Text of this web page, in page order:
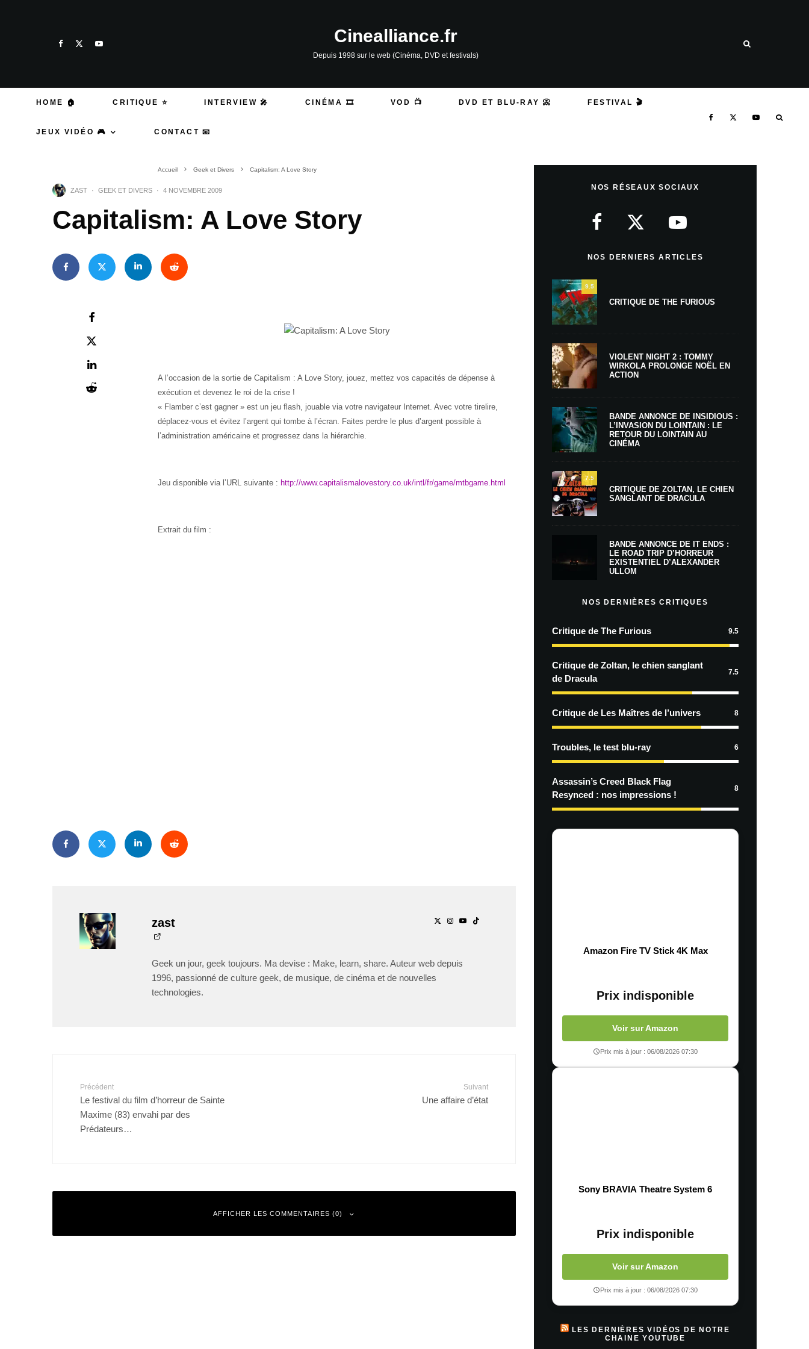
Cinealliance.fr
Depuis 1998 sur le web (Cinéma, DVD et festivals)
HOME 🏠 CRITIQUE ⭐ INTERVIEW 🎤 CINÉMA 🎞️ VOD 📺 DVD ET BLU-RAY 📀 FESTIVAL 🎬
JEUX VIDÉO 🎮 CONTACT 📧
Accueil Geek et Divers Capitalism: A Love Story
ZAST · GEEK ET DIVERS · 4 NOVEMBRE 2009
Capitalism: A Love Story
A l’occasion de la sortie de Capitalism : A Love Story, jouez, mettez vos capacités de dépense à
exécution et devenez le roi de la crise !
« Flamber c’est gagner » est un jeu flash, jouable via votre navigateur Internet. Avec votre tirelire,
déplacez-vous et évitez l’argent qui tombe à l’écran. Faites perdre le plus d’argent possible à
l’administration américaine et progressez dans la hiérarchie.
Jeu disponible via l’URL suivante : http://www.capitalismalovestory.co.uk/intl/fr/game/mtbgame.html
Extrait du film :
zast
Geek un jour, geek toujours. Ma devise : Make, learn, share. Auteur web depuis
1996, passionné de culture geek, de musique, de cinéma et de nouvelles
technologies.
Précédent
Le festival du film d’horreur de Sainte
Maxime (83) envahi par des
Prédateurs…
Suivant
Une affaire d’état
AFFICHER LES COMMENTAIRES (0)
NOS RÉSEAUX SOCIAUX
NOS DERNIERS ARTICLES
9.5
CRITIQUE DE THE FURIOUS
VIOLENT NIGHT 2 : TOMMY
WIRKOLA PROLONGE NOËL EN
ACTION
BANDE ANNONCE DE INSIDIOUS :
L’INVASION DU LOINTAIN : LE
RETOUR DU LOINTAIN AU
CINÉMA
7.5
CRITIQUE DE ZOLTAN, LE CHIEN
SANGLANT DE DRACULA
BANDE ANNONCE DE IT ENDS :
LE ROAD TRIP D’HORREUR
EXISTENTIEL D’ALEXANDER
ULLOM
NOS DERNIÈRES CRITIQUES
Critique de The Furious 9.5
Critique de Zoltan, le chien sanglant
de Dracula
7.5
Critique de Les Maîtres de l’univers 8
Troubles, le test blu-ray 6
Assassin’s Creed Black Flag
Resynced : nos impressions !
8
Amazon Fire TV Stick 4K Max
Prix indisponible
Voir sur Amazon
Prix mis à jour : 06/08/2026 07:30
Sony BRAVIA Theatre System 6
Prix indisponible
Voir sur Amazon
Prix mis à jour : 06/08/2026 07:30
LES DERNIÈRES VIDÉOS DE NOTRE
CHAINE YOUTUBE